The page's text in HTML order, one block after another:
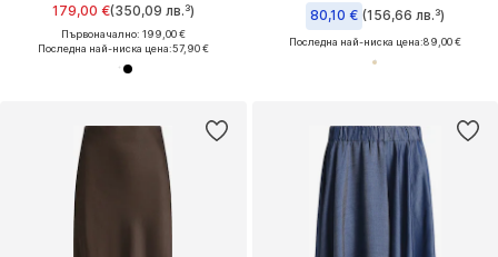
179,00 €(350,09 лв.³)
Първоначално: 199,00 €
Последна най-ниска цена:57,90 €
80,10 € (156,66 лв.³)
Последна най-ниска цена:89,00 €